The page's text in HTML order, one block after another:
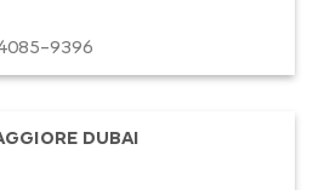
9396
DUBAI